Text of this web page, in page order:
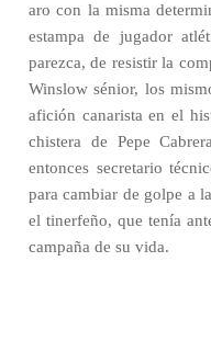
aro con la misma
estampa de jugador
parezca, de resistir la
Winslow sénior, los
afición canarista en el
chistera de Pepe
entonces secretario
para cambiar de golpe a
el tinerfeño, que tenía
campaña de su vida.